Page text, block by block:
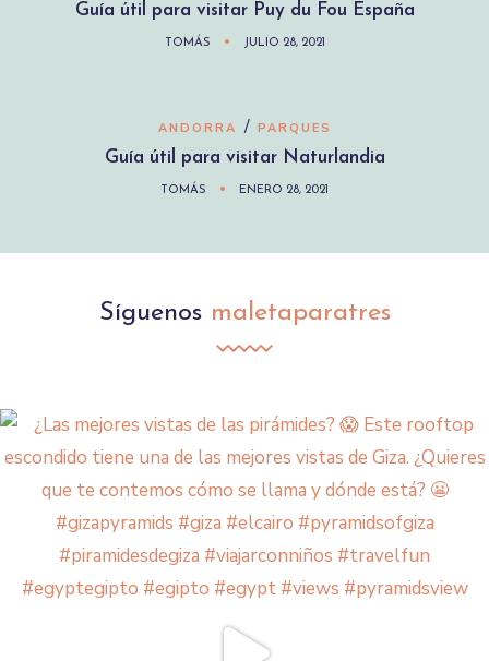
Guía útil para visitar Puy du Fou España
TOMÁS JULIO 28, 2021
ANDORRA / PARQUES
Guía útil para visitar Naturlandia
TOMÁS ENERO 28, 2021
Síguenos maletaparatres